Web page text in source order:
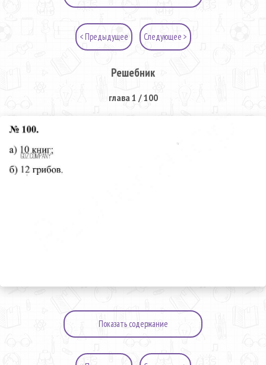
< Предыдущее Следующее >
Решебник
глава 1 / 100
Показать содержание